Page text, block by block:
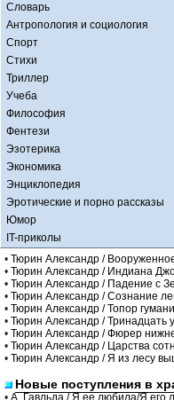
Словарь
Антропология и социология
Спорт
Стихи
Триллер
Учеба
Философия
Фентези
Эзотерика
Экономика
Энциклопедия
Эротические и порно рассказы
Юмор
IT-приколы
• Тюрин Александр /
• Тюрин Александр / Индиана
• Тюрин Александр / Падение с
• Тюрин Александр / Сознание
• Тюрин Александр / Топор
• Тюрин Александр / Тринадцать
• Тюрин Александр / Фюрер
• Тюрин Александр / Царства
• Тюрин Александр / Я из лесу
Новые поступления в
• А. Гавльда / Я ее любила/Я его